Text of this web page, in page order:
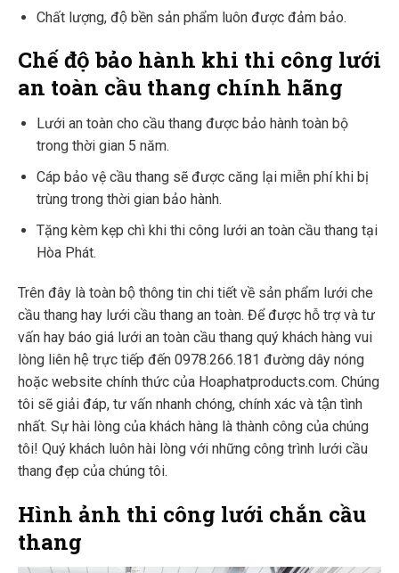
Chất lượng, độ bền sản phẩm luôn được đảm bảo.
Chế độ bảo hành khi thi công lưới
an toàn cầu thang chính hãng
Lưới an toàn cho cầu thang được bảo hành toàn bộ
trong thời gian 5 năm.
Cáp bảo vệ cầu thang sẽ được căng lại miễn phí khi bị
trùng trong thời gian bảo hành.
Tặng kèm kẹp chì khi thi công lưới an toàn cầu thang tại
Hòa Phát.
Trên đây là toàn bộ thông tin chi tiết về sản phẩm lưới che
cầu thang hay lưới cầu thang an toàn. Để được hỗ trợ và tư
vấn hay báo giá lưới an toàn cầu thang quý khách hàng vui
lòng liên hệ trực tiếp đến 0978.266.181 đường dây nóng
hoặc website chính thức của Hoaphatproducts.com. Chúng
tôi sẽ giải đáp, tư vấn nhanh chóng, chính xác và tận tình
nhất. Sự hài lòng của khách hàng là thành công của chúng
tôi! Quý khách luôn hài lòng với những công trình lưới cầu
thang đẹp của chúng tôi.
Hình ảnh thi công lưới chắn cầu
thang